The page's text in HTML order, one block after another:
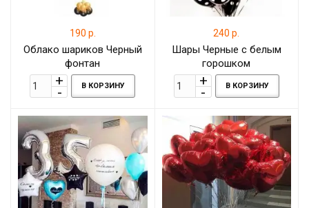
190 р.
Облако шариков Черный
фонтан
В КОРЗИНУ
240 р.
Шары Черные с белым
горошком
В КОРЗИНУ